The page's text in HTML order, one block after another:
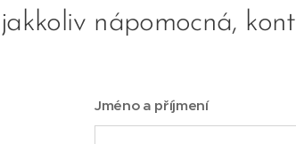
jakkoliv nápomocná,
Jméno a příjmení